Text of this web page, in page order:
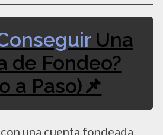
Una
de Fondeo?
a Paso)📌
una cuenta fondeada,